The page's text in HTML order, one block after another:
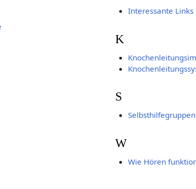
Interessante Links
K
S
Selbsthilfegruppen
W
Wie Hören